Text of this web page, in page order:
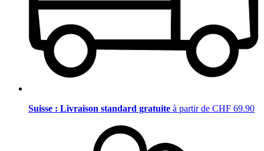
Suisse : Livraison standard gratuite à partir de CHF 69.90